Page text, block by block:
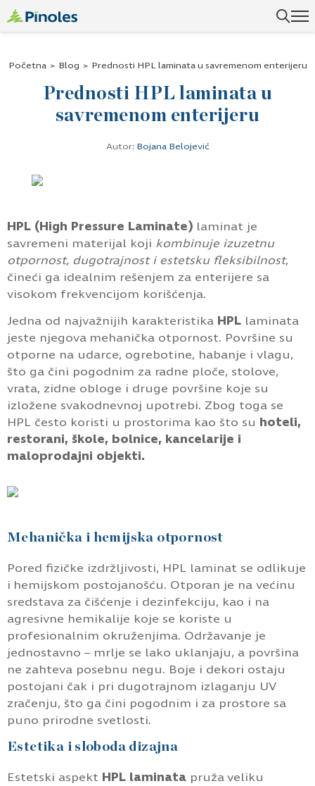
Početna > Blog > Prednosti HPL laminata u savremenom enterijeru
Prednosti HPL laminata u
savremenom enterijeru
Autor: Bojana Belojević
HPL (High Pressure Laminate) laminat je
savremeni materijal koji kombinuje izuzetnu
otpornost, dugotrajnost i estetsku fleksibilnost,
čineći ga idealnim rešenjem za enterijere sa
visokom frekvencijom korišćenja.
Jedna od najvažnijih karakteristika HPL laminata
jeste njegova mehanička otpornost. Površine su
otporne na udarce, ogrebotine, habanje i vlagu,
što ga čini pogodnim za radne ploče, stolove,
vrata, zidne obloge i druge površine koje su
izložene svakodnevnoj upotrebi. Zbog toga se
HPL često koristi u prostorima kao što su hoteli,
restorani, škole, bolnice, kancelarije i
maloprodajni objekti.
Mehanička i hemijska otpornost
Pored fizičke izdržljivosti, HPL laminat se odlikuje
i hemijskom postojanošću. Otporan je na većinu
sredstava za čišćenje i dezinfekciju, kao i na
agresivne hemikalije koje se koriste u
profesionalnim okruženjima. Održavanje je
jednostavno – mrlje se lako uklanjaju, a površina
ne zahteva posebnu negu. Boje i dekori ostaju
postojani čak i pri dugotrajnom izlaganju UV
zračenju, što ga čini pogodnim i za prostore sa
puno prirodne svetlosti.
Estetika i sloboda dizajna
Estetski aspekt HPL laminata pruža veliku